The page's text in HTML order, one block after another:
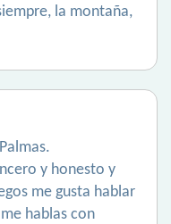
la montaña,
y honesto y
me gusta hablar
hablas con